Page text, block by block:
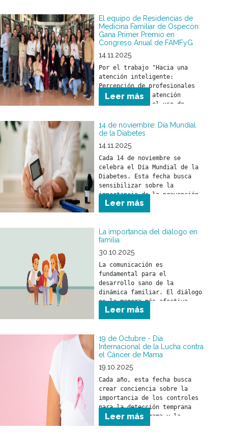
El equipo de Residencias de
Medicina Familiar de Ospecon:
Gana Primer Premio en
Congreso Anual de FAMFyG
14.11.2025
Por el trabajo "Hacia una
atención inteligente:
Percepción de profesionales
de la salud en atención
primaria sobre el uso de
herramienta en la práctica
Leer más
14 de noviembre: Día Mundial
de la Diabetes
14.11.2025
Cada 14 de noviembre se
celebra el Día Mundial de la
Diabetes. Esta fecha busca
sensibilizar sobre la
importancia de la prevención,
detección precoz y el
tratamiento de la diabetes.
Leer más
La importancia del diálogo en
familia
30.10.2025
La comunicación es
fundamental para el
desarrollo sano de la
dinámica familiar. El diálogo
es la manera más efectiva
para compartir ideas,
opiniones y sentimientos.
Leer más
19 de Octubre - Día
Internacional de la Lucha contra
el Cáncer de Mama
19.10.2025
Cada año, esta fecha busca
crear conciencia sobre la
importancia de los controles
para la detección temprana
del cáncer de mama y la
relevancia de un tratamiento
Leer más